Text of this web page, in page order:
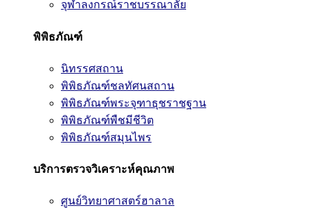
จุฬาลงกรณ์ราชบรรณาลัย
พิพิธภัณฑ์
นิทรรศสถาน
พิพิธภัณฑ์ชลทัศนสถาน
พิพิธภัณฑ์พระจุฑาธุชราชฐาน
พิพิธภัณฑ์พืชมีชีวิต
พิพิธภัณฑ์สมุนไพร
บริการตรวจวิเคราะห์คุณภาพ
ศูนย์วิทยาศาสตร์ฮาลาล